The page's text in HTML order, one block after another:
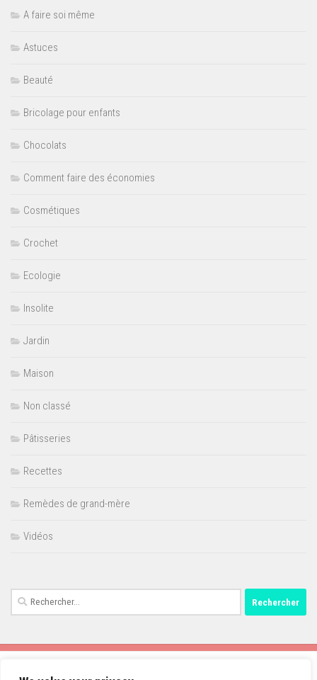
A faire soi même
Astuces
Beauté
Bricolage pour enfants
Chocolats
Comment faire des économies
Cosmétiques
Crochet
Ecologie
Insolite
Jardin
Maison
Non classé
Pâtisseries
Recettes
Remèdes de grand-mère
Vidéos
Rechercher :